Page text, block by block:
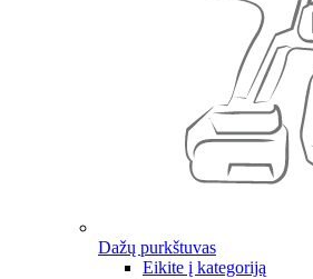
Dažų purkštuvas
Eikite į kategoriją